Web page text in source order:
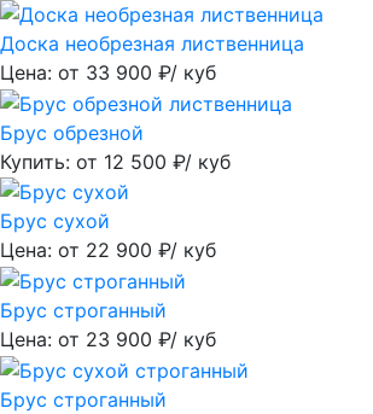
Доска необрезная лиственница
Цена: от 33 900 ₽/ куб
Брус обрезной
Купить: от 12 500 ₽/ куб
Брус сухой
Цена: от 22 900 ₽/ куб
Брус строганный
Цена: от 23 900 ₽/ куб
Брус строганный